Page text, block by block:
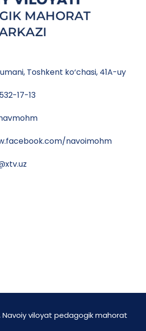
Toshkent ko‘chasi, 41A-uy
17-13
navoimohm
Navoiy viloyat pedagogik mahorat